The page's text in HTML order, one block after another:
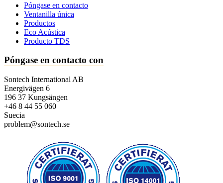
Póngase en contacto
Ventanilla única
Productos
Eco Acústica
Producto TDS
Póngase en contacto con
Sontech International AB
Energivägen 6
196 37 Kungsängen
+46 8 44 55 060
Suecia
problem@sontech.se